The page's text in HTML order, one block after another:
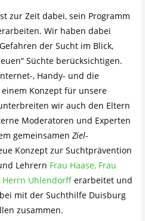
zur Zeit dabei, sein Programm
Wir haben dabei
der Sucht im Blick,
Süchte berücksichtigen.
, Handy- und die
Konzept für unsere
wir auch den Eltern
Moderatoren und Experten
gemeinsamen Ziel-
Konzept zur Suchtprävention
Lehrern Frau Haase, Frau
Herrn Uhlendorfferarbeitet und
mit der Suchthilfe Duisburg
zusammen.